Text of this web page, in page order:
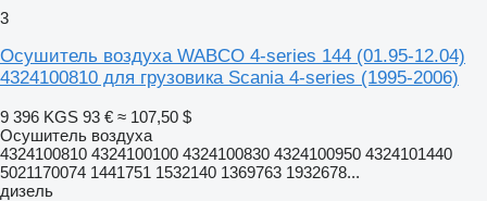
3
Осушитель воздуха WABCO 4-series 144 (01.95-12.04)
4324100810 для грузовика Scania 4-series (1995-2006)
9 396 KGS 93 € ≈ 107,50 $
Осушитель воздуха
4324100810 4324100100 4324100830 4324100950 4324101440
5021170074 1441751 1532140 1369763 1932678...
дизель